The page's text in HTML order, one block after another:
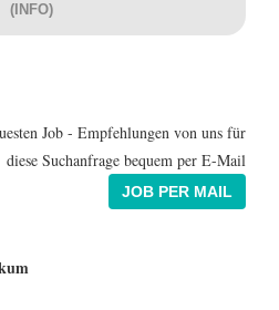
(INFO)
Job - Empfehlungen von uns für
diese Suchanfrage bequem per E-Mail
JOB PER MAIL